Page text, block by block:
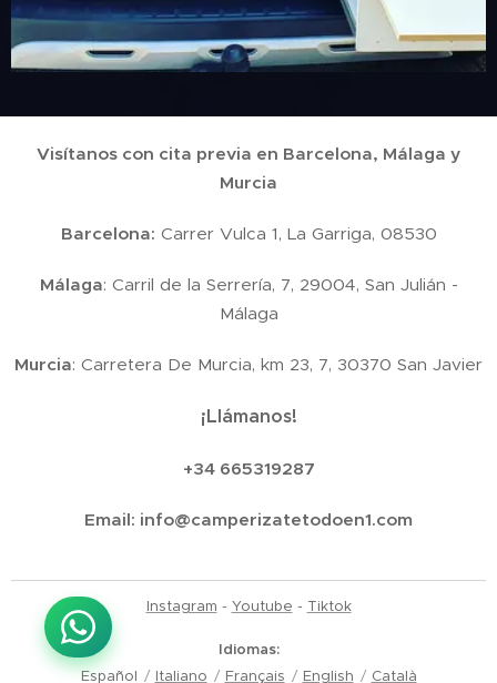
Visítanos con cita previa en Barcelona, Málaga y
Murcia
Barcelona: Carrer Vulca 1, La Garriga, 08530
Málaga: Carril de la Serrería, 7, 29004, San Julián -
Málaga
Murcia: Carretera De Murcia, km 23, 7, 30370 San Javier
¡Llámanos!
+34 665319287
Email: info@camperizatetodoen1.com
Instagram - Youtube - Tiktok
Idiomas
Español
Italiano Français English Català